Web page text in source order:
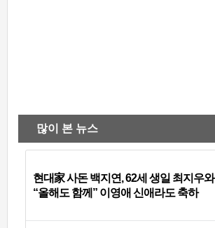
많이 본 뉴스
현대家 사돈 백지연, 62세 생일 최지우와
“올해도 함께” 이영애 신애라도 축하